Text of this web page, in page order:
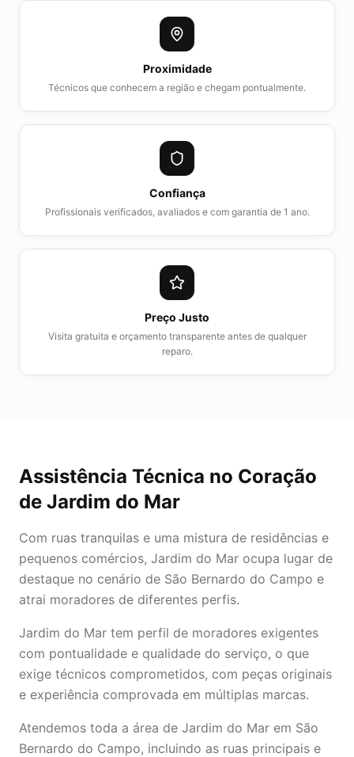
Proximidade
Técnicos que conhecem a região e chegam pontualmente.
Confiança
Profissionais verificados, avaliados e com garantia de 1 ano.
Preço Justo
Visita gratuita e orçamento transparente antes de qualquer
reparo.
Assistência Técnica no Coração
de Jardim do Mar
Com ruas tranquilas e uma mistura de residências e
pequenos comércios, Jardim do Mar ocupa lugar de
destaque no cenário de São Bernardo do Campo e
atrai moradores de diferentes perfis.
Jardim do Mar tem perfil de moradores exigentes
com pontualidade e qualidade do serviço, o que
exige técnicos comprometidos, com peças originais
e experiência comprovada em múltiplas marcas.
Atendemos toda a área de Jardim do Mar em São
Bernardo do Campo, incluindo as ruas principais e